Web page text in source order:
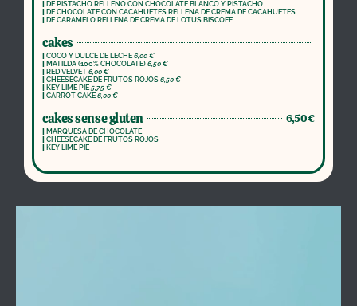
DE PISTACHO RELLENO CON CHOCOLATE BLANCO Y PISTACHO
DE CHOCOLATE CON CACAHUETES RELLENA DE CREMA DE CACAHUETES
DE CARAMELO RELLENA DE CREMA DE LOTUS BISCOFF
cakes
COCO Y DULCE DE LECHE 6,00 €
MATILDA (100% CHOCOLATE) 6,50 €
RED VELVET 6,00 €
CHEESECAKE DE FRUTOS ROJOS 6,50 €
KEY LIME PIE 5,75 €
CARROT CAKE 6,00 €
cakes sense gluten 6,50€
MARQUESA DE CHOCOLATE
CHEESECAKE DE FRUTOS ROJOS
KEY LIME PIE